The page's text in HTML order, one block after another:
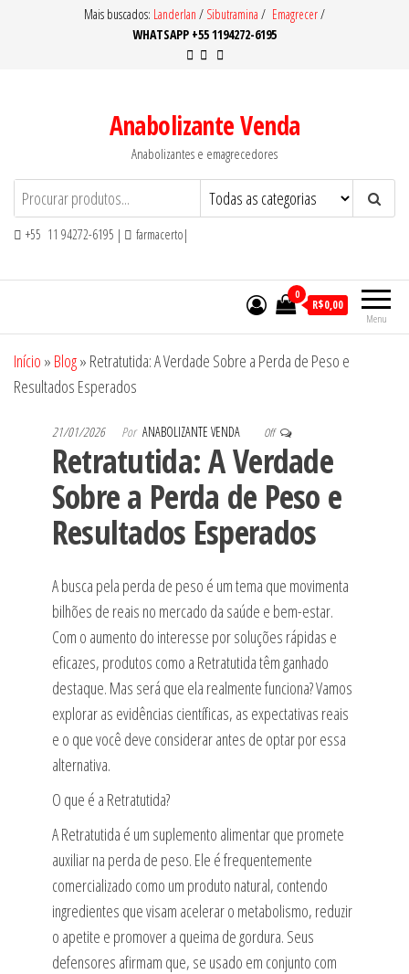
Mais buscados: Landerlan / Sibutramina / Emagrecer/
WHATSAPP +55 1194272-6195
Anabolizante Venda
Anabolizantes e emagrecedores
+55 11 94272-6195 | farmacerto|
Menu
0
R$0,00
Início » Blog» Retratutida: A Verdade Sobre a Perda de Peso e
Resultados Esperados
21/01/2026 Por ANABOLIZANTE VENDA Off
Retratutida: A Verdade
Sobre a Perda de Peso e
Resultados Esperados
A busca pela perda de peso é um tema que movimenta
bilhões de reais no mercado da saúde e bem-estar.
Com o aumento do interesse por soluções rápidas e
eficazes, produtos como a Retratutida têm ganhado
destaque. Mas será que ela realmente funciona? Vamos
explorar as evidências científicas, as expectativas reais
e o que você deve considerar antes de optar por essa
alternativa.
O que é a Retratutida?
A Retratutida é um suplemento alimentar que promete
auxiliar na perda de peso. Ele é frequentemente
comercializado como um produto natural, contendo
ingredientes que visam acelerar o metabolismo, reduzir
o apetite e promover a queima de gordura. Seus
defensores afirmam que, se usado em conjunto com